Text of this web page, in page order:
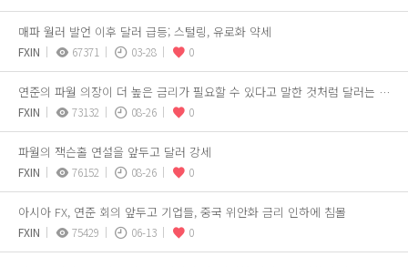
매파 월러 발언 이후 달러 급등; 스털링, 유로화 약세
FXIN 67371 03-28 0
연준의 파월 의장이 더 높은 금리가 필요할 수 있다고 말한 것처럼 달러는 안정적입니다
FXIN 73132 08-26 0
파월의 잭슨홀 연설을 앞두고 달러 강세
FXIN 76152 08-26 0
아시아 FX, 연준 회의 앞두고 기업들, 중국 위안화 금리 인하에 침몰
FXIN 75429 06-13 0